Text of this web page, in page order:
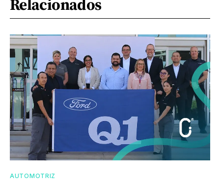
Relacionados
AUTOMOTRIZ